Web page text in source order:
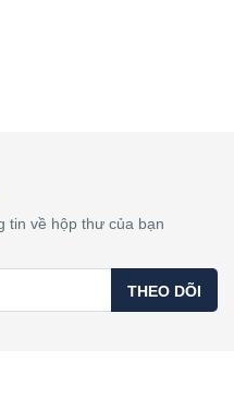
tin về hộp thư của bạn
THEO DÕI